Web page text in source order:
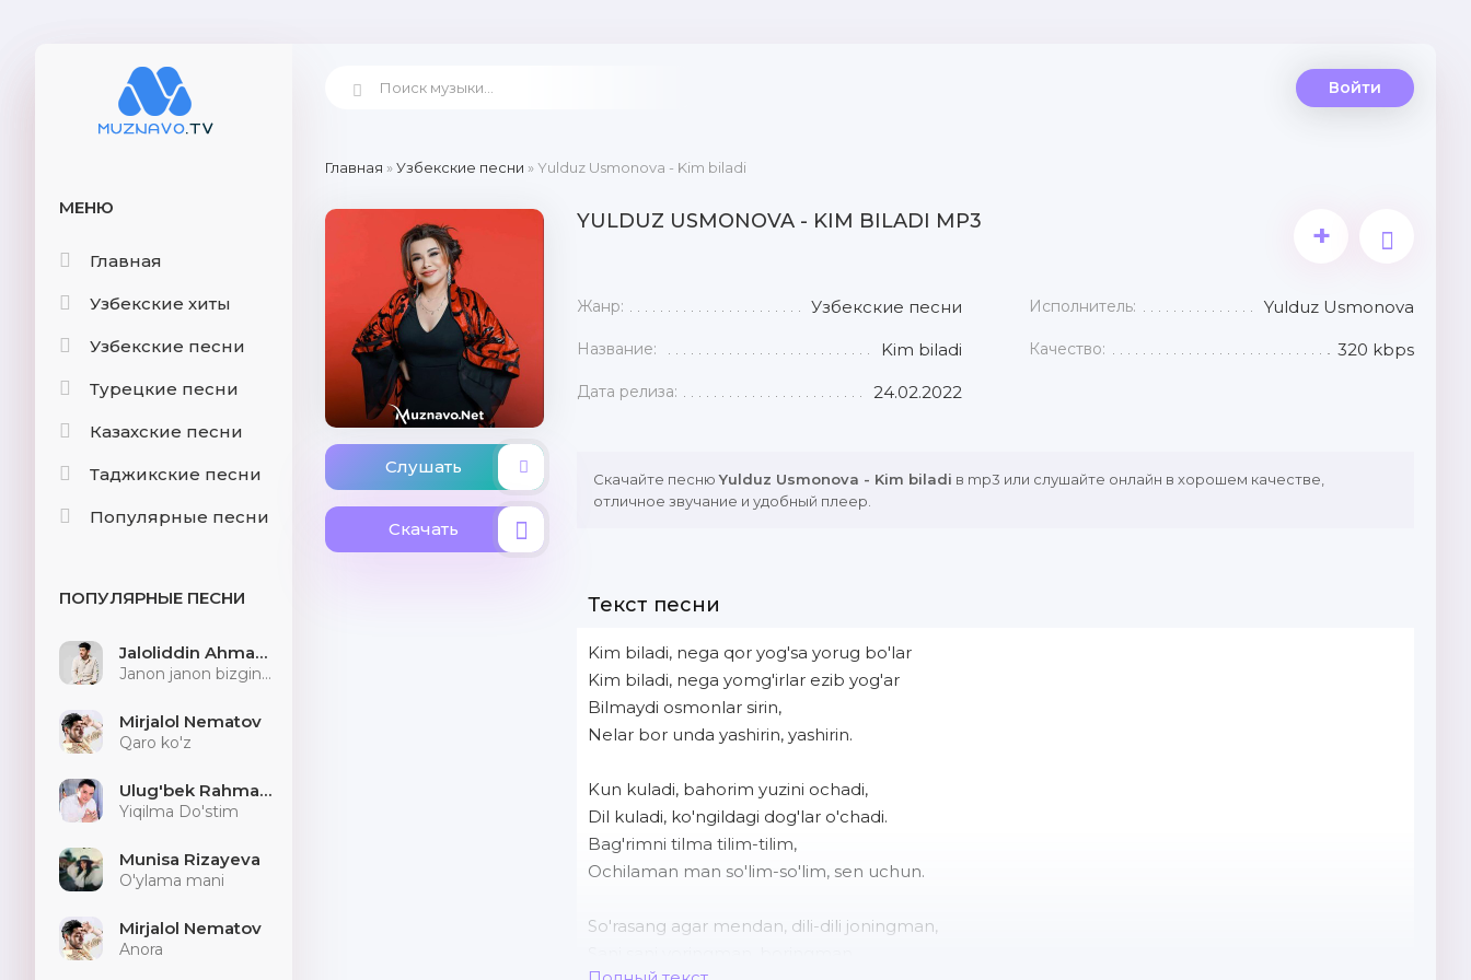
МЕНЮ
Главная
Узбекские хиты
Узбекские песни
Турецкие песни
Казахские песни
Таджикские песни
Популярные песни
ПОПУЛЯРНЫЕ ПЕСНИ
Jaloliddin Ahmadaliyev
Janon janon bizginani sog'indilarmu
Mirjalol Nematov
Qaro ko'z
Ulug'bek Rahmatullayev
Yiqilma Do'stim
Munisa Rizayeva
O'ylama mani
Mirjalol Nematov
Anora
Войти
Главная »Узбекские песни » Yulduz Usmonova - Kim biladi
Слушать
Скачать
YULDUZ USMONOVA - KIM BILADI MP3 +
Жанр: Узбекские песни Исполнитель: Yulduz Usmonova
Название: Kim biladi Качество: 320 kbps
Дата релиза: 24.02.2022
Скачайте песнюYulduz Usmonova - Kim biladi в mp3 или слушайте онлайн в хорошем качестве,
отличное звучание и удобный плеер.
Текст песни
Kim biladi, nega qor yog'sa yorug bo'lar
Kim biladi, nega yomg'irlar ezib yog'ar
Bilmaydi osmonlar sirin,
Nelar bor unda yashirin, yashirin.
Kun kuladi, bahorim yuzini ochadi,
Dil kuladi, ko'ngildagi dog'lar o'chadi.
Bag'rimni tilma tilim-tilim,
Ochilaman man so'lim-so'lim, sen uchun.
So'rasang agar mendan, dili-dili joningman,